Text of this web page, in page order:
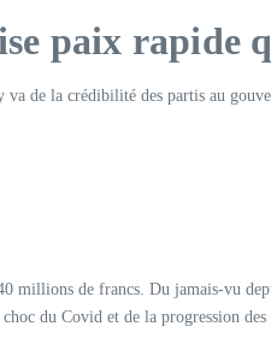
paix rapide
de la crédibilité des partis au
millions de francs. Du jamais-vu
du Covid et de la progression des